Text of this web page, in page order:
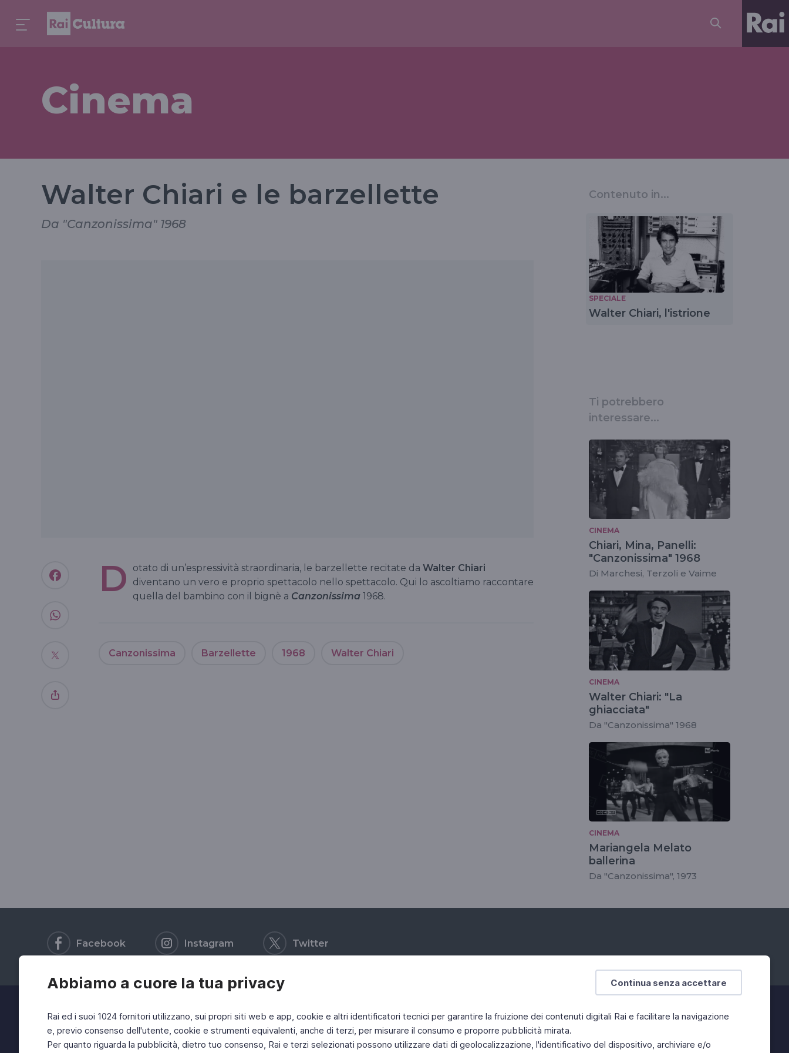
Continua senza accettare
Abbiamo a cuore la tua privacy
Rai ed i suoi 1024 fornitori utilizzano, sui propri siti web e app, cookie e altri identificatori tecnici per garantire la fruizione dei contenuti digitali Rai e facilitare la navigazione
e, previo consenso dell'utente, cookie e strumenti equivalenti, anche di terzi, per misurare il consumo e proporre pubblicità mirata.
Per quanto riguarda la pubblicità, dietro tuo consenso, Rai e terzi selezionati possono utilizzare dati di geolocalizzazione, l'identificativo del dispositivo, archiviare e/o
Cinema
Walter Chiari e le barzellette
Da "Canzonissima" 1968
D otato di un’espressività straordinaria, le barzellette recitate da Walter Chiari
diventano un vero e proprio spettacolo nello spettacolo. Qui lo ascoltiamo raccontare
quella del bambino con il bignè a Canzonissima 1968.
Canzonissima Barzellette 1968 Walter Chiari
Contenuto in...
SPECIALE
Walter Chiari, l'istrione
Ti potrebbero
interessare...
CINEMA
Chiari, Mina, Panelli:
"Canzonissima" 1968
Di Marchesi, Terzoli e Vaime
CINEMA
Walter Chiari: "La
ghiacciata"
Da "Canzonissima" 1968
CINEMA
Mariangela Melato
ballerina
Da "Canzonissima", 1973
Facebook Instagram Twitter